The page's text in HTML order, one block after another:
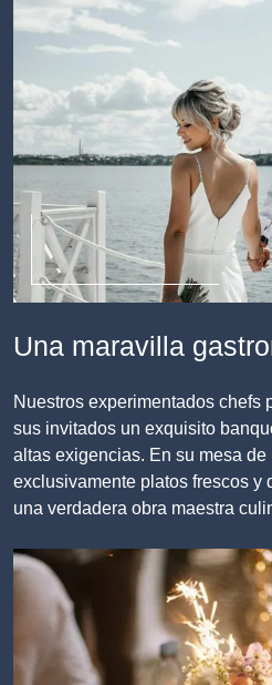
Una maravilla
Nuestros experimentados chefs
sus invitados un exquisito
altas exigencias. En su mesa
exclusivamente platos frescos y
una verdadera obra maestra